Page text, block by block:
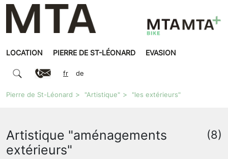
LOCATION PIERRE DE ST-LÉONARD EVASION
fr de
Pierre de St-Léonard "Artistique" "les extérieurs"
Artistique "aménagements
extérieurs"
(8)